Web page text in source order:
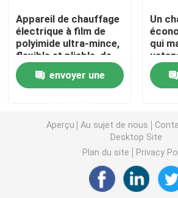
Polyimide Heater Element
Appareils de chauffage faits sur
Film de chauffage de Graphene
Film de chauffage électrique
Appareil de chauffage
électrique à film de
polyimide ultra-mince,
flexible et pliable, de
9*37 mm
envoyer une
Un
qui
30
Aperçu Au sujet de nous
Desktop Site
Plan du site
Privacy